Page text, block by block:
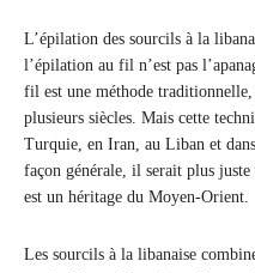
L’épilation des sourcils à la
l’épilation au fil n’est pas
fil est une méthode
plusieurs siècles. Mais cette
Turquie, en Iran, au Liban et
façon générale, il serait plus juste
est un héritage du Moyen-Orient.
Les sourcils à la libanaise